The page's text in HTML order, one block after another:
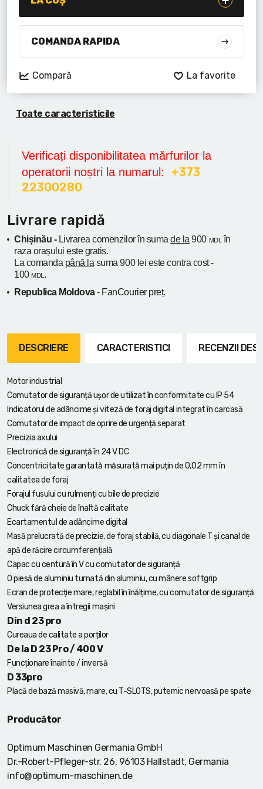
Acumulatoare si încărcătoare
Toate caracteristicile
Verificați disponibilitatea mărfurilor la
operatorii noștri la numarul: +373
22300280
Livrare rapidă
Chișinău - Livrarea comenzilor în sumade la 900 MDL în
raza orașului este gratis.
La comanda până la suma 900 lei este contra cost -
100 MDL .
Republica Moldova- FanCourier preț.
COMANDA RAPIDA
Compară La favorite
DESCRIERE CARACTERISTICI RECENZII
Motor industrial
Comutator de siguranță ușor de utilizat în conformitate cu IP 54
Indicatorul de adâncime și viteză de foraj digital integrat în carcasă
Comutator de impact de oprire de urgență separat
Precizia axului
Electronică de siguranță în 24 V DC
Concentricitate garantată măsurată mai puțin de 0,02 mm în
calitatea de foraj
Forajul fusului cu rulmenți cu bile de precizie
Chuck fără cheie de înaltă calitate
Ecartamentul de adâncime digital
Masă prelucrată de precizie, de foraj stabilă, cu diagonale T și canal de
apă de răcire circumferențială
Capac cu centură în V cu comutator de siguranță
O piesă de aluminiu turnată din aluminiu, cu mânere softgrip
Ecran de protecție mare, reglabil în înălțime, cu comutator de siguranță
Versiunea grea a întregii mașini
Din d 23 pro
Cureaua de calitate a porților
De la D 23 Pro / 400 V
Funcționare înainte / inversă
D 33pro
Placă de bază masivă, mare, cu T-SLOTS, puternic nervoasă pe spate
Producător
Optimum Maschinen Germania GmbH
Dr.-Robert-Pfleger-str. 26, 96103 Hallstadt, Germania
info@optimum-maschinen.de